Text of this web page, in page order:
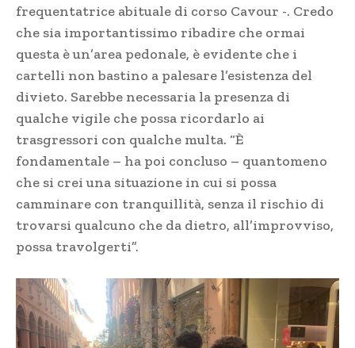
frequentatrice abituale di corso Cavour -. Credo
che sia importantissimo ribadire che ormai
questa è un’area pedonale, è evidente che i
cartelli non bastino a palesare l’esistenza del
divieto. Sarebbe necessaria la presenza di
qualche vigile che possa ricordarlo ai
trasgressori con qualche multa. “È
fondamentale – ha poi concluso – quantomeno
che si crei una situazione in cui si possa
camminare con tranquillità, senza il rischio di
trovarsi qualcuno che da dietro, all’improvviso,
possa travolgerti”.